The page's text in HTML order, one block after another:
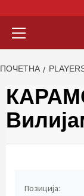
ПОЧЕТНА
Позиција: